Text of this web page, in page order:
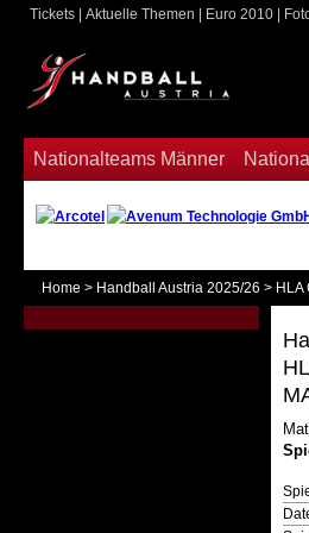
Nationalteams Männer
Tickets Aktuelle Themen Euro 2010
Home > Handball Austria 2025/26 > HLA